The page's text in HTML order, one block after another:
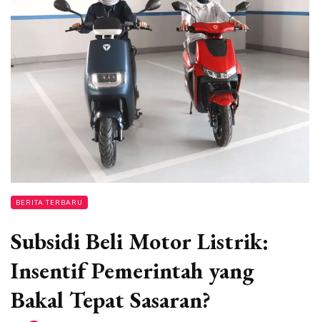
BERITA TERBARU
Subsidi Beli Motor Listrik:
Insentif Pemerintah yang
Bakal Tepat Sasaran?